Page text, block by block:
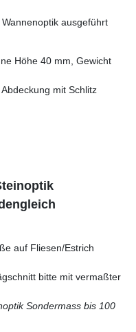
ausgeführt
Höhe 40 mm, Gewicht
mit Schlitz
auf Fliesen/Estrich
bitte mit vermaßter
Sondermass bis 100